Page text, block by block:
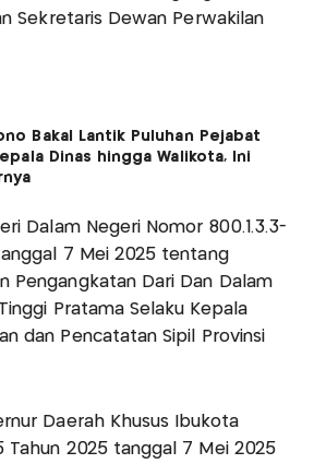
Sekretaris Dewan Perwakilan
Bakal Lantik Puluhan Pejabat
Dinas hingga Walikota, Ini
Dalam Negeri Nomor 800.1.3.3-
7 Mei 2025 tentang
Pengangkatan Dari Dan Dalam
Pratama Selaku Kepala
dan Pencatatan Sipil Provinsi
Daerah Khusus Ibukota
Tahun 2025 tanggal 7 Mei 2025